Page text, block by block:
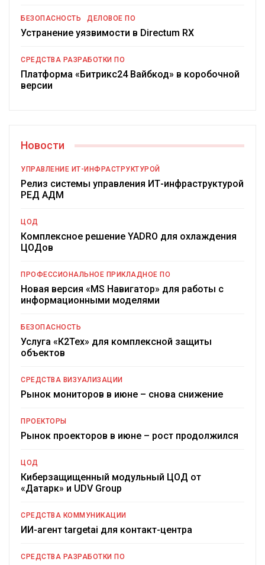
БЕЗОПАСНОСТЬ ДЕЛОВОЕ ПО
Устранение уязвимости в Directum RX
СРЕДСТВА РАЗРАБОТКИ ПО
Платформа «Битрикс24 Вайбкод» в коробочной
версии
Новости
УПРАВЛЕНИЕ ИТ-ИНФРАСТРУКТУРОЙ
Релиз системы управления ИТ-инфраструктурой
РЕД АДМ
ЦОД
Комплексное решение YADRO для охлаждения
ЦОДов
ПРОФЕССИОНАЛЬНОЕ ПРИКЛАДНОЕ ПО
Новая версия «MS Навигатор» для работы с
информационными моделями
БЕЗОПАСНОСТЬ
Услуга «К2Тех» для комплексной защиты
объектов
СРЕДСТВА ВИЗУАЛИЗАЦИИ
Рынок мониторов в июне – снова снижение
ПРОЕКТОРЫ
Рынок проекторов в июне – рост продолжился
ЦОД
Киберзащищенный модульный ЦОД от
«Датарк» и UDV Group
СРЕДСТВА КОММУНИКАЦИИ
ИИ-агент targetai для контакт-центра
СРЕДСТВА РАЗРАБОТКИ ПО